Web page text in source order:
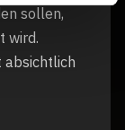
sollen,
wird.
absichtlich